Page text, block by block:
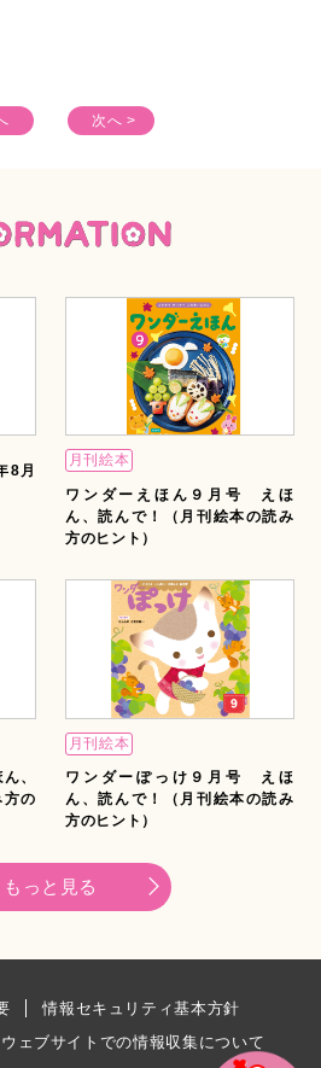
次へ >
8月
月刊絵本
ワンダーえほん９月号 えほ
ん、読んで！（月刊絵本の読み
方のヒント）
、
の
月刊絵本
ワンダーぽっけ９月号 えほ
ん、読んで！（月刊絵本の読み
方のヒント）
もっと見る
情報セキュリティ基本方針
ウェブサイトでの情報収集について